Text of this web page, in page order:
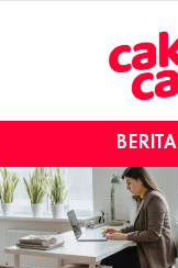
BERITA
LATEST
STORIES